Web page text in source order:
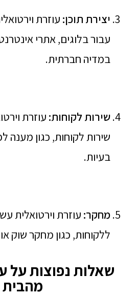
יצירת תוכן: עוזרת
עבור בלוגים, אתרי
במדיה חברתית.
שירות לקוחות: עוזרת
שירות לקוחות, כגון מענה
בעיות.
מחקר: עוזרת וירטואלית
ללקוחות, כגון מחקר שוק
שאלות נפוצות על
מהבית